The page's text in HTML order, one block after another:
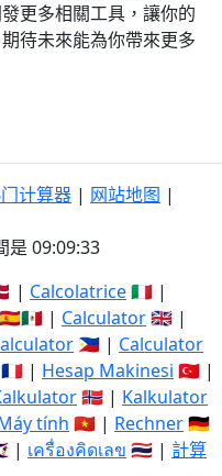
更多相關工具，讓你的
待未來能為你帶來更多
计算器 | 网站地图 |
是 09:09:33
| Calcolatrice🇮🇹 |
🇪🇸🇲🇽 | Calculator🇬🇧 |
🇵🇭 | Calculator
🇫🇷 | Hesap Makinesi 🇹🇷 |
🇳🇴 | Kalkulator
tính 🇻🇳 | Rechner🇩🇪
| เครื่องคิดเลข 🇹🇭 | 計算